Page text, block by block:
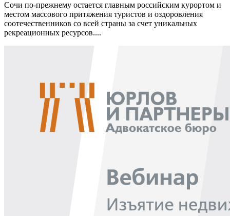
Сочи по-прежнему остается главным российским курортом и
местом массового притяжения туристов и оздоровления
соотечественников со всей страны за счет уникальных
рекреационных ресурсов....